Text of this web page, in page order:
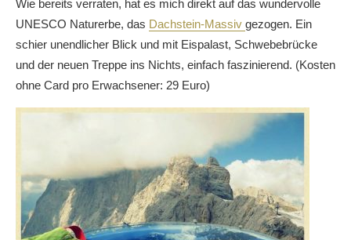
Wie bereits verraten, hat es mich direkt auf das wundervolle
UNESCO Naturerbe, das Dachstein-Massiv gezogen. Ein
schier unendlicher Blick und mit Eispalast, Schwebebrücke
und der neuen Treppe ins Nichts, einfach faszinierend. (Kosten
ohne Card pro Erwachsener: 29 Euro)